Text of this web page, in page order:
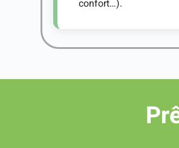
confort…).